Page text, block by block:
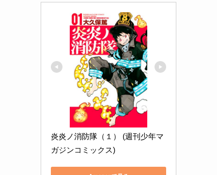
炎炎ノ消防隊（１） (週刊少年マ
ガジンコミックス)